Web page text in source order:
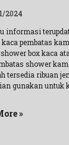
2024
informasi
pembatas
box kaca
shower
tersedia ribuan
gunakan untuk
»